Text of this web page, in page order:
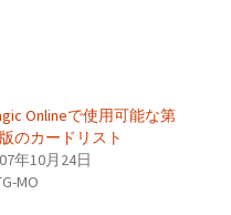
Onlineで使用可能な第
のカードリスト
年10月24日
MO